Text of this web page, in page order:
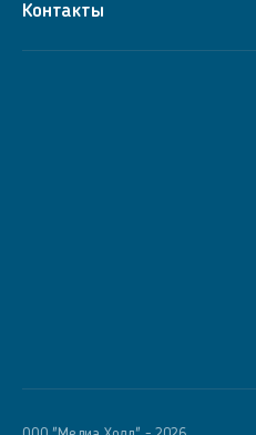
Контакты